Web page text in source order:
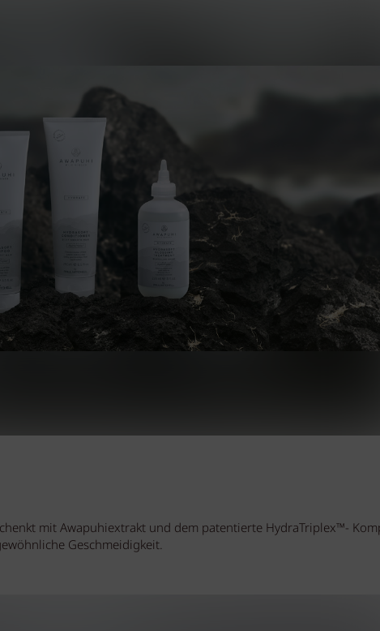
mit Awapuhiextrakt und dem patentierte HydraTriplex™-
Geschmeidigkeit.